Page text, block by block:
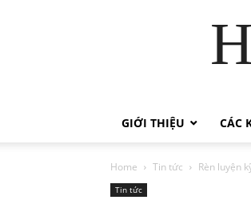
GIỚI THIỆU CÁC
Home Tin tức Rèn luyện
Tin tức